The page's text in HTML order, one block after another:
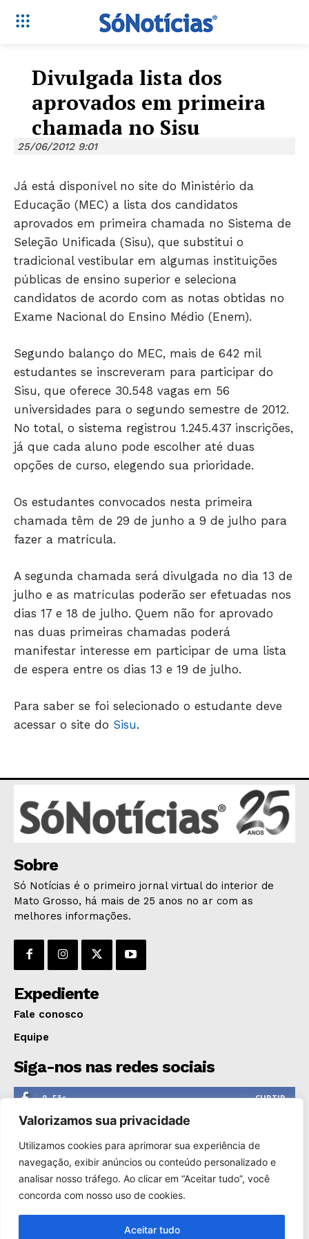
Só Notícias
JUNTE-SE NO WHATSAPP
HOME
POLÍCIA
ESPORTES
EDUCAÇÃO
SAÚDE
Valorizamos sua privacidade
Utilizamos cookies para aprimorar sua experiência de
navegação, exibir anúncios ou conteúdo personalizado e
analisar nosso tráfego. Ao clicar em “Aceitar tudo”, você
concorda com nosso uso de cookies.
Aceitar tudo
Divulgada lista dos
aprovados em primeira
chamada no Sisu
25/06/2012 9:01
Já está disponível no site do Ministério da
Educação (MEC) a lista dos candidatos
aprovados em primeira chamada no Sistema de
Seleção Unificada (Sisu), que substitui o
tradicional vestibular em algumas instituições
públicas de ensino superior e seleciona
candidatos de acordo com as notas obtidas no
Exame Nacional do Ensino Médio (Enem).
Segundo balanço do MEC, mais de 642 mil
estudantes se inscreveram para participar do
Sisu, que oferece 30.548 vagas em 56
universidades para o segundo semestre de 2012.
No total, o sistema registrou 1.245.437 inscrições,
já que cada aluno pode escolher até duas
opções de curso, elegendo sua prioridade.
Os estudantes convocados nesta primeira
chamada têm de 29 de junho a 9 de julho para
fazer a matrícula.
A segunda chamada será divulgada no dia 13 de
julho e as matrículas poderão ser efetuadas nos
dias 17 e 18 de julho. Quem não for aprovado
nas duas primeiras chamadas poderá
manifestar interesse em participar de uma lista
de espera entre os dias 13 e 19 de julho.
Para saber se foi selecionado o estudante deve
acessar o site do Sisu.
Sobre
Só Notícias é o primeiro jornal virtual do interior de
Mato Grosso, há mais de 25 anos no ar com as
melhores informações.
Expediente
Fale conosco
Equipe
Siga-nos nas redes sociais
0 Fãs CURTIR
0 Seguidores
1,110 Seguidores SEGUIR
0 Inscritos INSCREVER
Copyright © 2000-2025. Reprodução proibida sem a autorização